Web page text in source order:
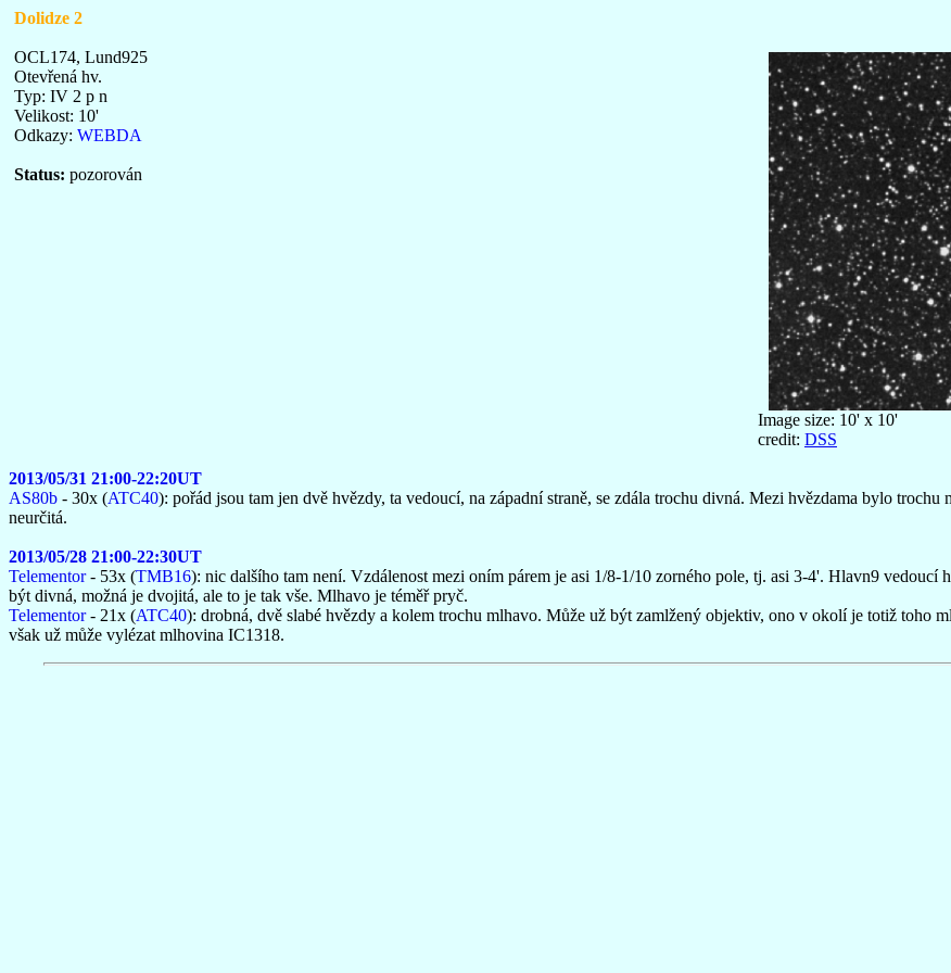
Dolidze 2
OCL174, Lund925
Otevřená hv.
Typ: IV 2 p n
Velikost: 10'
Odkazy: WEBDA
Status: pozorován
Image size: 10' x 10'
credit: DSS
2013/05/31 21:00-22:20UT
AS80b - 30x (ATC40): pořád jsou tam jen dvě hvězdy, ta vedoucí, na západní straně, se zdála trochu divná. Mezi hvězdama bylo trochu
neurčitá.
2013/05/28 21:00-22:30UT
Telementor- 53x (TMB16): nic dalšího tam není. Vzdálenost mezi oním párem je asi 1/8-1/10 zorného pole, tj. asi 3-4'. Hlavn9 vedoucí
být divná, možná je dvojitá, ale to je tak vše. Mlhavo je téměř pryč.
Telementor- 21x (ATC40): drobná, dvě slabé hvězdy a kolem trochu mlhavo. Může už být zamlžený objektiv, ono v okolí je totiž toho
však už může vylézat mlhovina IC1318.